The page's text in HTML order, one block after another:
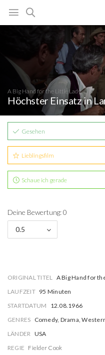
A Big Hand for the Little Lady
Höchster Einsatz in
Gesehen
Lieblingsfilm
Schaue ich gerade
Deine Bewertung: 0
0.5
ORIGINAL TITEL A Big Hand for
LAUFZEIT 95 Minuten
STARTDATUM
12.08.1966
GENRES Comedy, Drama,
LÄNDER USA
REGIE Fielder Cook